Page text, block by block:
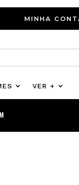
MINHA
VER +